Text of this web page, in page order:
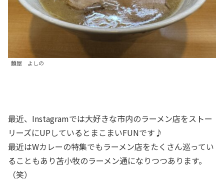
麺屋 よしの
最近、Instagramでは大好きな市内のラーメン店をストー
リーズにUPしているとまこまいFUNです♪
最近はWカレーの特集でもラーメン店をたくさん巡ってい
ることもあり苫小牧のラーメン通になりつつあります。
（笑）